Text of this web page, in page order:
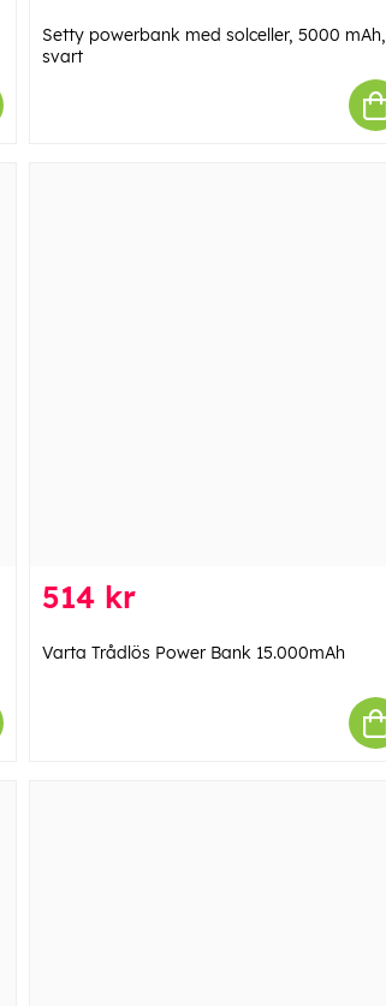
Setty powerbank med solceller, 5000 mAh,
svart
514 kr
Varta Trådlös Power Bank 15.000mAh